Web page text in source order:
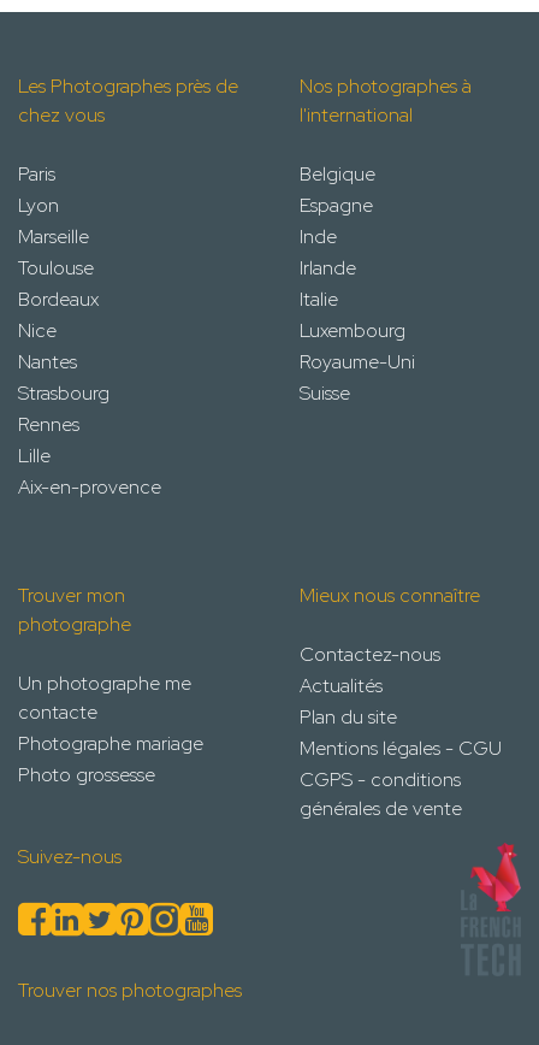
Les Photographes près de
chez vous
Paris
Lyon
Marseille
Toulouse
Bordeaux
Nice
Nantes
Strasbourg
Rennes
Lille
Aix-en-provence
Nos photographes à
l'international
Belgique
Espagne
Inde
Irlande
Italie
Luxembourg
Royaume-Uni
Suisse
Trouver mon
photographe
Un photographe me
contacte
Photographe mariage
Photo grossesse
Mieux nous connaître
Contactez-nous
Actualités
Plan du site
Mentions légales - CGU
CGPS - conditions
générales de vente
Suivez-nous
Trouver nos photographes